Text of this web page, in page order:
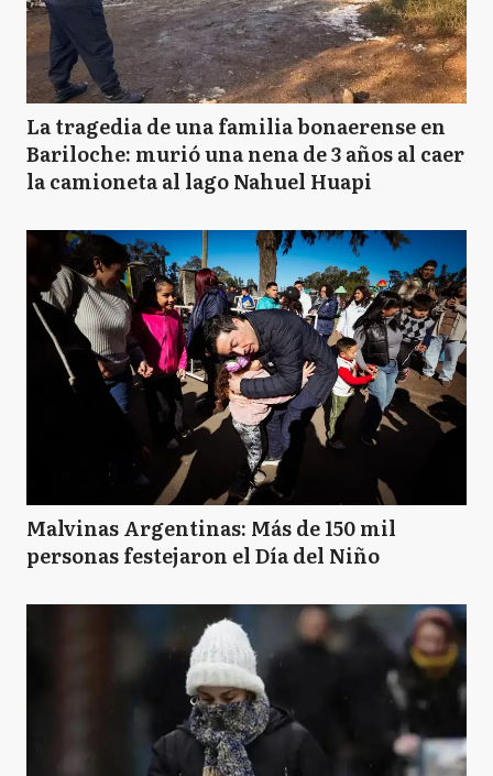
La tragedia de una familia bonaerense en
Bariloche: murió una nena de 3 años al caer
la camioneta al lago Nahuel Huapi
Malvinas Argentinas: Más de 150 mil
personas festejaron el Día del Niño